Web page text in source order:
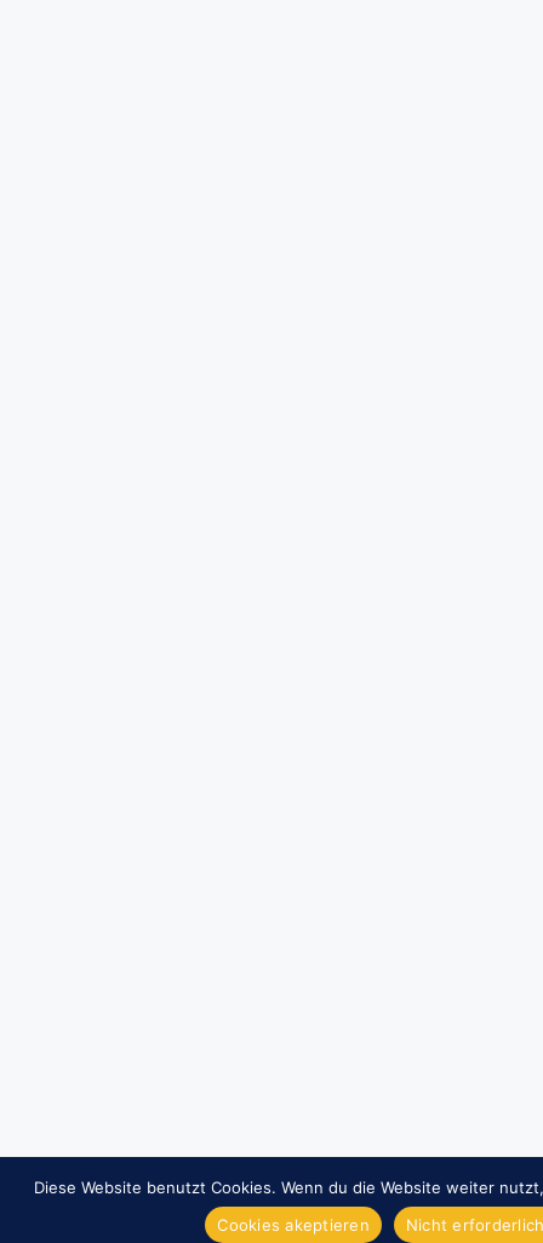
Diese Website benutzt Cookies. Wenn du die Website weiter
Cookies akeptieren
Nicht